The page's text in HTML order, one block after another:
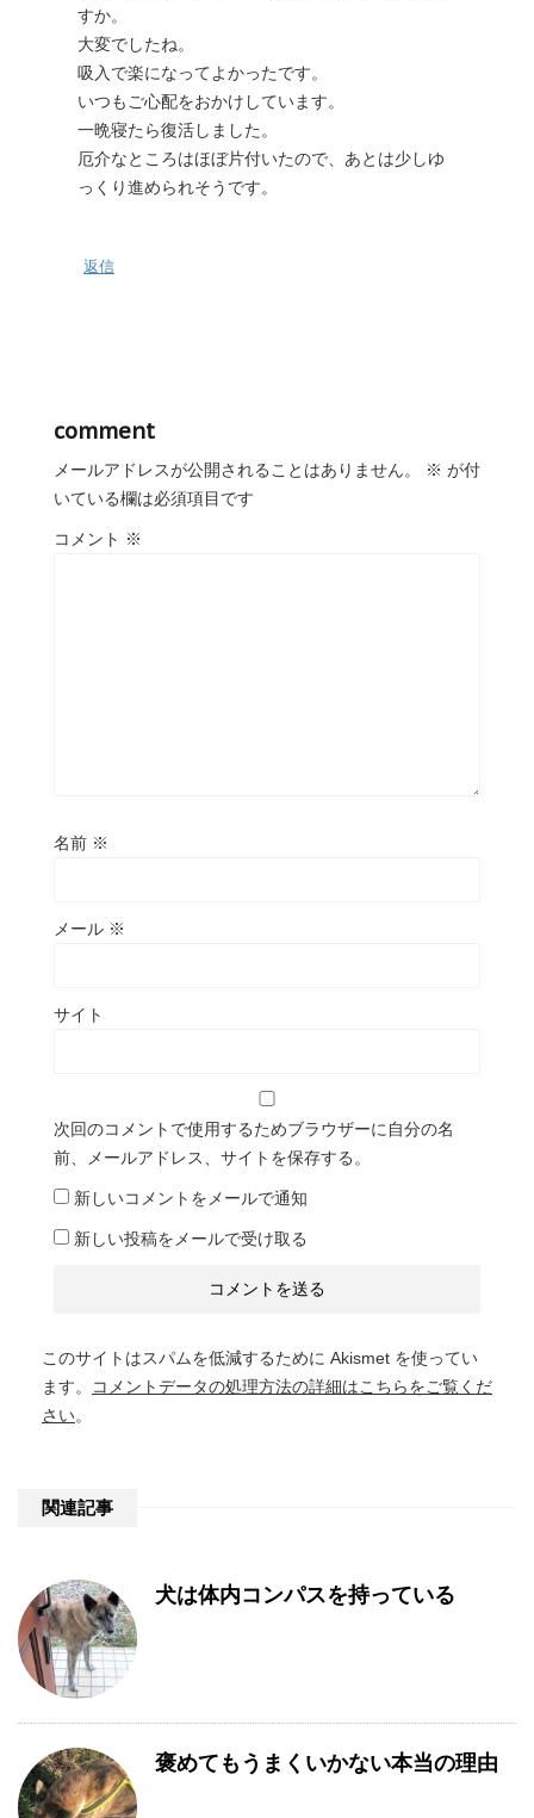
すか。
大変でしたね。
吸入で楽になってよかったです。
いつもご心配をおかけしています。
一晩寝たら復活しました。
厄介なところはほぼ片付いたので、あとは少しゆ
っくり進められそうです。
返信
comment
メールアドレスが公開されることはありません。 ※ が付
いている欄は必須項目です
コメント ※
名前 ※
メール ※
サイト
次回のコメントで使用するためブラウザーに自分の名
前、メールアドレス、サイトを保存する。
新しいコメントをメールで通知
新しい投稿をメールで受け取る
このサイトはスパムを低減するために Akismet を使ってい
ます。
コメントデータの処理方法の詳細はこちらをご覧くだ
さい。
関連記事
犬は体内コンパスを持っている
褒めてもうまくいかない本当の理由